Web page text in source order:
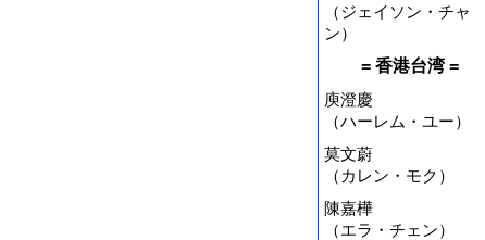
（ジェイソン・チャ
ン）
= 香港台湾 =
庾澄慶
（ハーレム・ユー）
莫文蔚
（カレン・モク）
陳嘉樺
（エラ・チェン）